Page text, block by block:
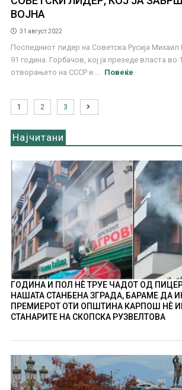
ВОЈНА
31 август 2022
Последниот лидер на Советска Русија Михаил
91 година. Горбачов, кој ја презеде власта во
отворањето на СССР и ...
Повеќе
1 2 3
Најчитани
ГОДИНА И ПОЛ НÈ ТРУЕ ЧАДОТ ОД
НАШАТА СТАНБЕНА ЗГРАДА, БАРАМЕ ДА
ПРЕМИЕРОТ ОТИ ОПШТИНА КАРПОШ НÈ
СТАНАРИТЕ НА СКОПСКА РУЗВЕЛТОВА